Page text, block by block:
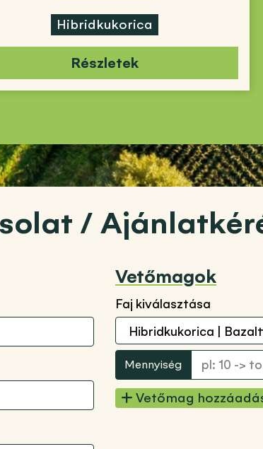
Hibridkukorica
Részletek
/
Vetőmagok
Faj kiválasztása
Mennyiség
Vetőmag